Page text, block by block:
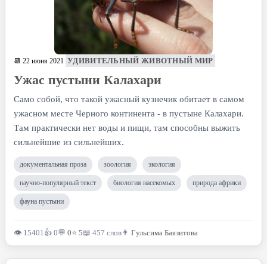
📆 22 июня 2021 УДИВИТЕЛЬНЫЙ ЖИВОТНЫЙ МИР
Ужас пустыни Калахари
Само собой, что такой ужасный кузнечик обитает в самом
ужасном месте Черного континента - в пустыне Калахари.
Там практически нет воды и пищи, там способны выжить
сильнейшие из сильнейших.
документальная проза зоология экология
научно-популярный текст биология насекомых природа африки
фауна пустыни
👁 15401👍 0💬 0⭐ 5📖 457 слов 👨 Гульсима Баязитова